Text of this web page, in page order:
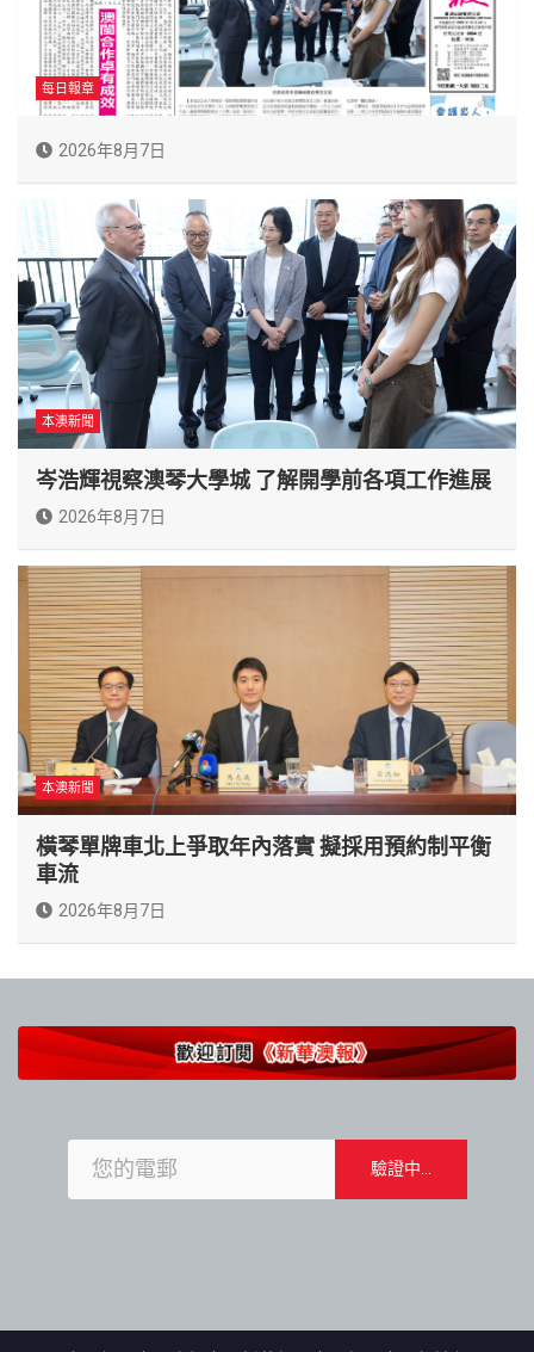
每日報章
2026年8月7日
本澳新聞
岑浩輝視察澳琴大學城 了解開學前各項工作進展
2026年8月7日
本澳新聞
橫琴單牌車北上爭取年內落實 擬採用預約制平衡
車流
2026年8月7日